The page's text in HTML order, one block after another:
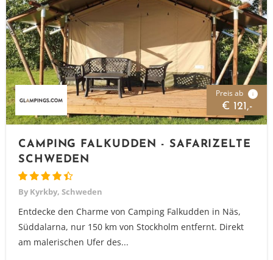
Preis ab i
€ 121,-
CAMPING FALKUDDEN - SAFARIZELTE
SCHWEDEN
By Kyrkby, Schweden
Entdecke den Charme von Camping Falkudden in Näs,
Süddalarna, nur 150 km von Stockholm entfernt. Direkt
am malerischen Ufer des...